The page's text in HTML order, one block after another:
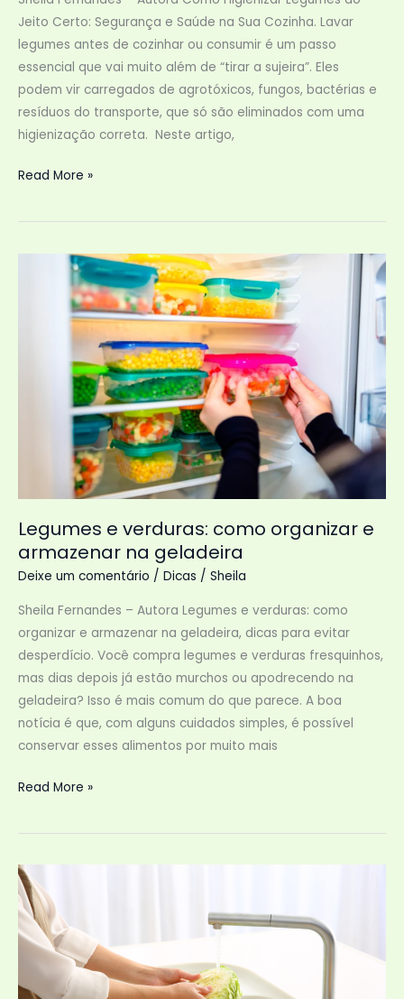
Jeito Certo: Segurança e Saúde na Sua Cozinha. Lavar
legumes antes de cozinhar ou consumir é um passo
essencial que vai muito além de “tirar a sujeira”. Eles
podem vir carregados de agrotóxicos, fungos, bactérias e
resíduos do transporte, que só são eliminados com uma
higienização correta. Neste artigo,
Como
legumes
Read More »
Legumes e verduras: como organizar e
armazenar na geladeira
Deixe um comentário / Dicas / Sheila
Sheila Fernandes – Autora Legumes e verduras: como
organizar e armazenar na geladeira, dicas para evitar
desperdício. Você compra legumes e verduras fresquinhos,
mas dias depois já estão murchos ou apodrecendo na
geladeira? Isso é mais comum do que parece. A boa
notícia é que, com alguns cuidados simples, é possível
conservar esses alimentos por muito mais
Legumes
verduras:
organizar
e
armazenar
na
geladeira
Read More »